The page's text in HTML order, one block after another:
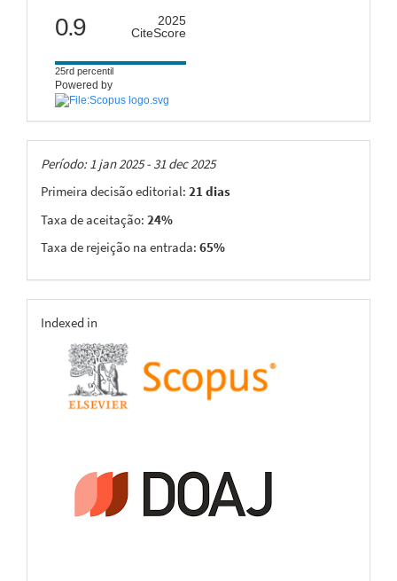
citescore
0.9
2025
CiteScore
25rd percentil
Powered by
Taxas
Período: 1 jan 2025 - 31 dec 2025
Primeira decisão editorial: 21 dias
Taxa de aceitação: 24%
Taxa de rejeição na entrada: 65%
indexing
Indexed in